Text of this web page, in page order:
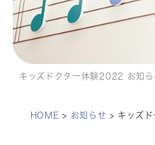
キッズドクター体験2022 お知ら
HOME > お知らせ > キッズ